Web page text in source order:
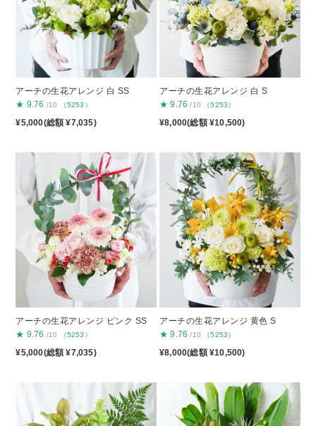
アーチの生花アレンジ 白 SS
★ 9.76 /10 （5253）
¥5,000(総額 ¥7,035)
アーチの生花アレンジ 白 S
★ 9.76 /10 （5253）
¥8,000(総額 ¥10,500)
アーチの生花アレンジ ピンク SS
★ 9.76 /10 （5253）
¥5,000(総額 ¥7,035)
アーチの生花アレンジ 黄色 S
★ 9.76 /10 （5253）
¥8,000(総額 ¥10,500)